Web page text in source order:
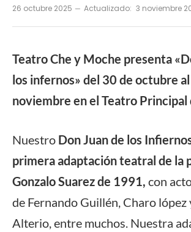
26 octubre 2025 Actualizado: 3 noviembre
Teatro Che y Moche presenta
los infernos» del 30 de octubre
noviembre en el Teatro Principal
Nuestro Don Juan de los
primera adaptación teatral de la
Gonzalo Suarez de 1991, con
de Fernando Guillén, Charo
Alterio, entre muchos. Nuestra